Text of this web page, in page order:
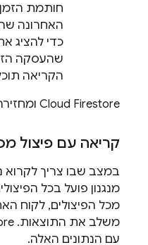
חותמת
האחרונה
כדי להציג
שהעסקה
הקריאה
Cloud Firestore
קריאה עם פיצול
במצב שבו צריך לקרוא
מנגנון פועל בכל
מכל הפיצולים, לקוח
משלב את התוצאות. ‫
עם הנתונים האלה.